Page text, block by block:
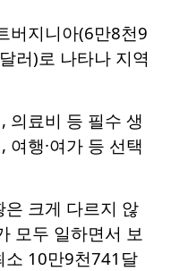
버지니아(6만8천9
러)로 나타나 지역
의료비 등 필수 생
여행·여가 등 선택
크게 다르지 않
모두 일하면서 보
소 10만9천741달